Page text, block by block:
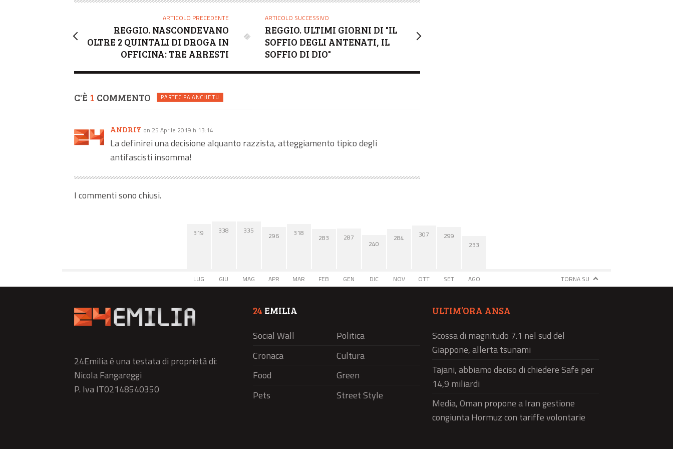
ARTICOLO PRECEDENTE
REGGIO. NASCONDEVANO
OLTRE 2 QUINTALI DI DROGA IN
OFFICINA: TRE ARRESTI
ARTICOLO SUCCESSIVO
REGGIO. ULTIMI GIORNI DI "IL
SOFFIO DEGLI ANTENATI, IL
SOFFIO DI DIO"
C'È 1 COMMENTO PARTECIPA ANCHE TU
ANDRIY on 25 Aprile 2019 h 13:14
La definirei una decisione alquanto razzista, atteggiamento tipico degli
antifascisti insomma!
I commenti sono chiusi.
319
LUG
338
GIU
335
MAG
296
APR
318
MAR
283
FEB
287
GEN
240
DIC
284
NOV
307
OTT
299
SET
233
AGO TORNA SU
24Emilia è una testata di proprietà di:
Nicola Fangareggi
P. Iva IT02148540350
24 EMILIA
Social Wall
Politica
Cronaca
Cultura
Food
Green
Pets
Street Style
ULTIM’ORA ANSA
Scossa di magnitudo 7.1 nel sud del
Giappone, allerta tsunami
Tajani, abbiamo deciso di chiedere Safe per
14,9 miliardi
Media, Oman propone a Iran gestione
congiunta Hormuz con tariffe volontarie